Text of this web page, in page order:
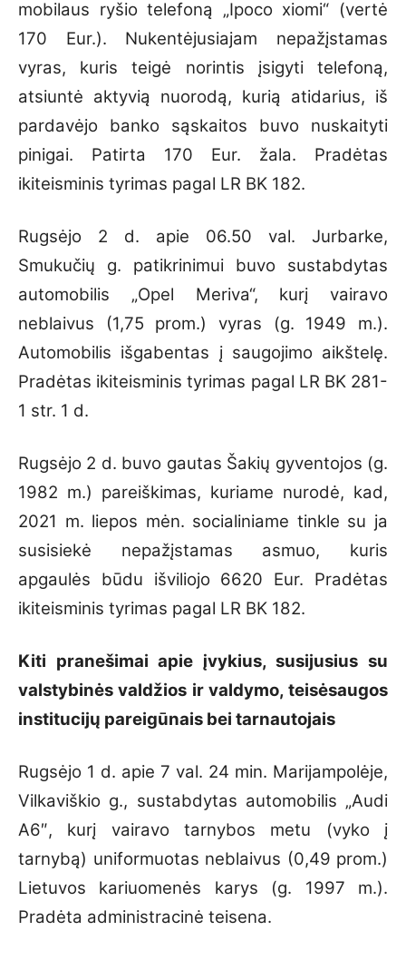
mobilaus ryšio telefoną „Ipoco xiomi“ (vertė
170 Eur.). Nukentėjusiajam nepažįstamas
vyras, kuris teigė norintis įsigyti telefoną,
atsiuntė aktyvią nuorodą, kurią atidarius, iš
pardavėjo banko sąskaitos buvo nuskaityti
pinigai. Patirta 170 Eur. žala. Pradėtas
ikiteisminis tyrimas pagal LR BK 182.
Rugsėjo 2 d. apie 06.50 val. Jurbarke,
Smukučių g. patikrinimui buvo sustabdytas
automobilis „Opel Meriva“, kurį vairavo
neblaivus (1,75 prom.) vyras (g. 1949 m.).
Automobilis išgabentas į saugojimo aikštelę.
Pradėtas ikiteisminis tyrimas pagal LR BK 281-
1 str. 1 d.
Rugsėjo 2 d. buvo gautas Šakių gyventojos (g.
1982 m.) pareiškimas, kuriame nurodė, kad,
2021 m. liepos mėn. socialiniame tinkle su ja
susisiekė nepažįstamas asmuo, kuris
apgaulės būdu išviliojo 6620 Eur. Pradėtas
ikiteisminis tyrimas pagal LR BK 182.
Kiti pranešimai apie įvykius, susijusius su
valstybinės valdžios ir valdymo, teisėsaugos
institucijų pareigūnais bei tarnautojais
Rugsėjo 1 d. apie 7 val. 24 min. Marijampolėje,
Vilkaviškio g., sustabdytas automobilis „Audi
A6″, kurį vairavo tarnybos metu (vyko į
tarnybą) uniformuotas neblaivus (0,49 prom.)
Lietuvos kariuomenės karys (g. 1997 m.).
Pradėta administracinė teisena.